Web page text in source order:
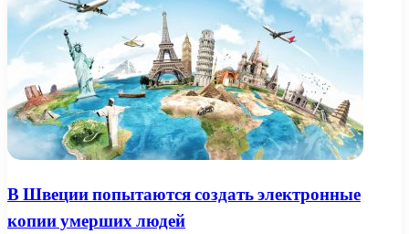
В Швеции попытаются создать электронные
копии умерших людей